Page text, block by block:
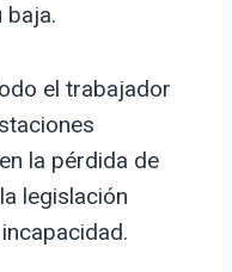
baja.
el trabajador
la pérdida de
legislación